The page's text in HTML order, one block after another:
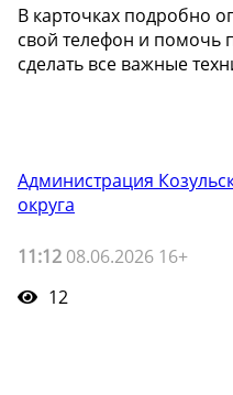
В карточках подробно
свой телефон и помочь
сделать все важные
Администрация
округа
11:12 08.06.2026 16+
12